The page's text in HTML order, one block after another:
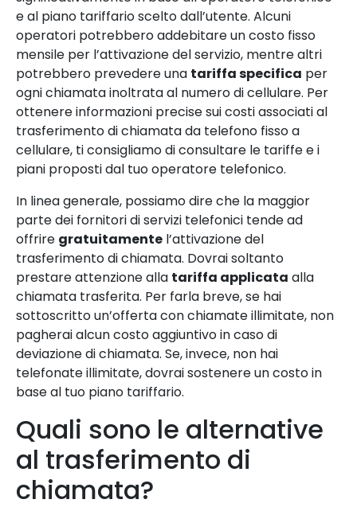
e al piano tariffario scelto dall’utente. Alcuni
operatori potrebbero addebitare un costo fisso
mensile per l’attivazione del servizio, mentre altri
potrebbero prevedere una tariffa specifica per
ogni chiamata inoltrata al numero di cellulare. Per
ottenere informazioni precise sui costi associati al
trasferimento di chiamata da telefono fisso a
cellulare, ti consigliamo di consultare le tariffe e i
piani proposti dal tuo operatore telefonico.
In linea generale, possiamo dire che la maggior
parte dei fornitori di servizi telefonici tende ad
offrire gratuitamente l’attivazione del
trasferimento di chiamata. Dovrai soltanto
prestare attenzione alla tariffa applicata alla
chiamata trasferita. Per farla breve, se hai
sottoscritto un’offerta con chiamate illimitate, non
pagherai alcun costo aggiuntivo in caso di
deviazione di chiamata. Se, invece, non hai
telefonate illimitate, dovrai sostenere un costo in
base al tuo piano tariffario.
Quali sono le alternative
al trasferimento di
chiamata?